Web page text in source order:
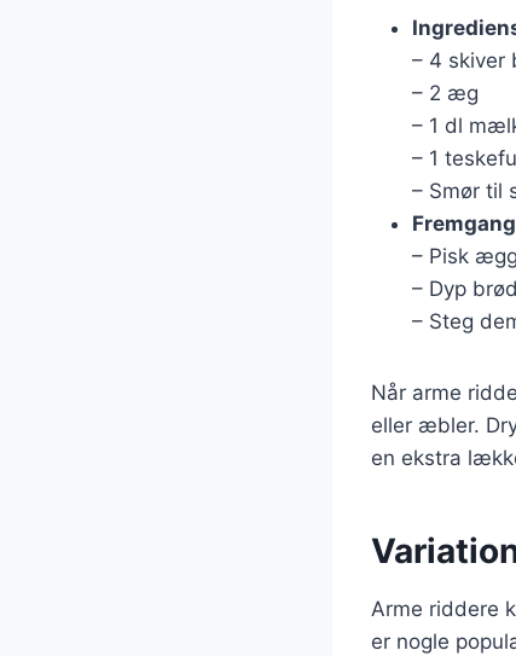
– 4 skiver
– 2 æg
– 1 dl
– 1
– Smør til
– Pisk
– Dyp
– Steg
Når arme
eller æbler.
en ekstra
Arme riddere
er nogle